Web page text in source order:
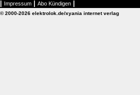
Impressum Abo Kündigen
© 2000-2026 elektrolok.de/xyania internet verlag